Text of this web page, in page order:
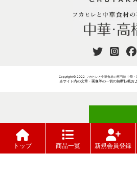
ご注文にはが必要
Copyright© 2022 フカヒレと中華食材の専門卸 中華・
当サイト内の文章・画像等の一切の無断転載お
トップ 商品一覧 新規会員登録